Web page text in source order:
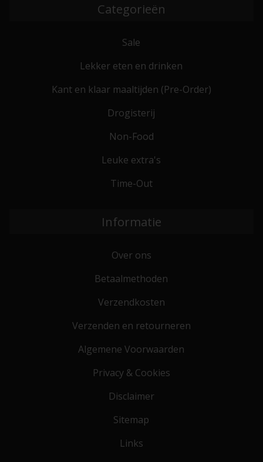
Categorieën
Sale
Lekker eten en drinken
Kant en klaar maaltijden (Pre-Order)
Drogisterij
Non-Food
Leuke extra's
Time-Out
Informatie
Over ons
Betaalmethoden
Verzendkosten
Verzenden en retourneren
Algemene Voorwaarden
Privacy & Cookies
Disclaimer
Sitemap
Links